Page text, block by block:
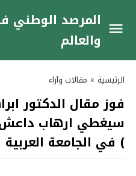
المرصد الوطني
والعالم
الرئيسية » مقالات وآراء
فوز مقال الدكتور
سيغطي ارهاب داعش
) في الجامعة العربية